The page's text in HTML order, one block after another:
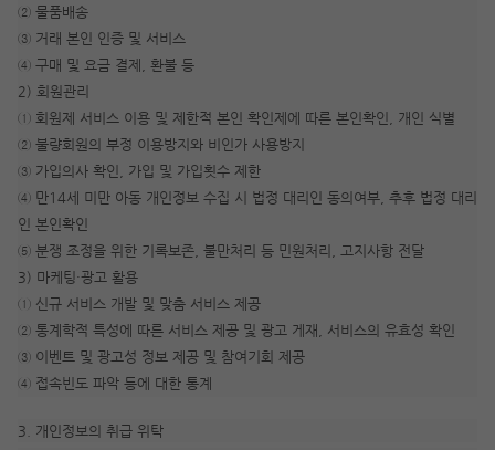
② 물품배송
③ 거래 본인 인증 및 서비스
④ 구매 및 요금 결제, 환불 등
2) 회원관리
① 회원제 서비스 이용 및 제한적 본인 확인제에 따른 본인확인, 개인 식별
② 불량회원의 부정 이용방지와 비인가 사용방지
③ 가입의사 확인, 가입 및 가입횟수 제한
④ 만14세 미만 아동 개인정보 수집 시 법정 대리인 동의여부, 추후 법정 대리
인 본인확인
⑤ 분쟁 조정을 위한 기록보존, 불만처리 등 민원처리, 고지사항 전달
3) 마케팅·광고 활용
① 신규 서비스 개발 및 맞춤 서비스 제공
② 통계학적 특성에 따른 서비스 제공 및 광고 게재, 서비스의 유효성 확인
③ 이벤트 및 광고성 정보 제공 및 참여기회 제공
④ 접속빈도 파악 등에 대한 통계
3. 개인정보의 취급 위탁